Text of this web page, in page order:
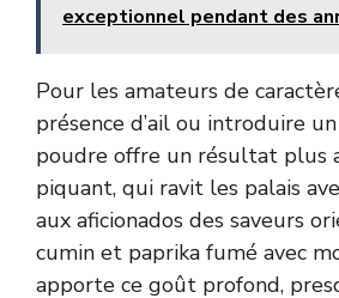
exceptionnel pendant des
Pour les amateurs de
présence d’ail ou introduire
poudre offre un résultat plus
piquant, qui ravit les palais
aux aficionados des saveurs
cumin et paprika fumé avec
apporte ce goût profond,